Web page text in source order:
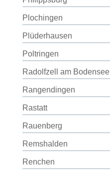
Plochingen
Plüderhausen
Poltringen
Radolfzell am Bodensee
Rangendingen
Rastatt
Rauenberg
Remshalden
Renchen